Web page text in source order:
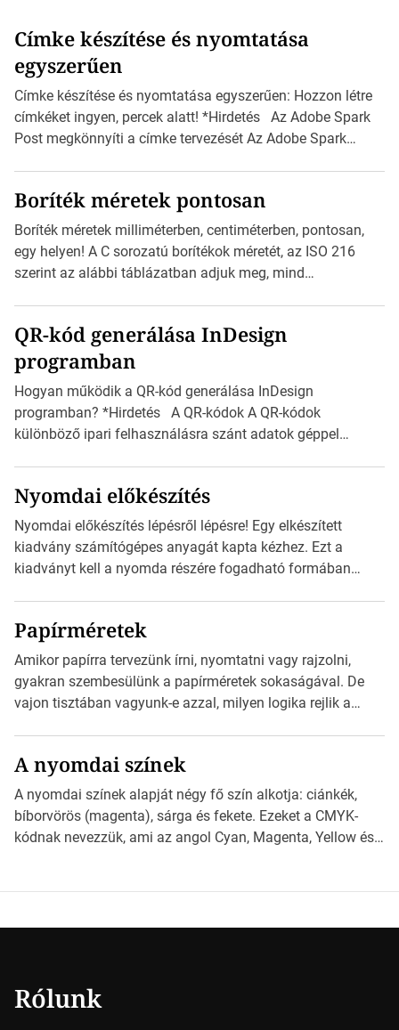
Címke készítése és nyomtatása
egyszerűen
Címke készítése és nyomtatása egyszerűen: Hozzon létre
címkéket ingyen, percek alatt! *Hirdetés Az Adobe Spark
Post megkönnyíti a címke tervezését Az Adobe Spark
igazán foroghatnak a kreatív fogaskerekek, miközben
zajlik a saját címke készítése. Hogyan készítsünk címkét?
Válasszon méretet és alakot: Válassza ki a kívánt címke
méretét. Akár néhány […]
Boríték méretek pontosan
Boríték méretek milliméterben, centiméterben, pontosan,
egy helyen! A C sorozatú borítékok méretét, az ISO 216
szerint az alábbi táblázatban adjuk meg, mind
mutatja az A4-es papírlaphoz viszonyítva. Az amerikai és
észak-amerikai boríték méretére az ISO 216 nem
vonatkozik. Boríték méretének táblázata C0-tól […]
QR-kód generálása InDesign
programban
Hogyan működik a QR-kód generálása InDesign
programban? *Hirdetés A QR-kódok A QR-kódok
különböző ipari felhasználásra szánt adatok géppel
okostelefonjára telepíthet egy QR-kód-leolvasó
alkalmazást, ami leolvasni és dekódolni képes az URL-
információt és átirányítja a telefon böngészőjét a cég
weblapjára. A QR-kód beolvasása után a felhasználó
Nyomdai előkészítés
Nyomdai előkészítés lépésről lépésre! Egy elkészített
kiadvány számítógépes anyagát kapta kézhez. Ezt a
kiadványt kell a nyomda részére fogadható formában
Illustratorban készült vektorgrafika. *Hirdetés Minden
esetben konzultáljunk a nyomdával, mielőtt elkezdjük a
nyomdai előkészítést!Nehogy az elkészült munka után
derüljön ki, hogy valamit másképp kellett volna csinálni! […]
Papírméretek
Amikor papírra tervezünk írni, nyomtatni vagy rajzolni,
gyakran szembesülünk a papírméretek sokaságával. De
vajon tisztában vagyunk-e azzal, milyen logika rejlik a
*Hirdetés Ebben a cikkben a papírméretek izgalmas
világába kalauzolunk el téged, hogy jobban megértsd,
milyen szempontok alapján érdemes választanod a
jövőben. Bevezetés a papírméretek világába A […]
A nyomdai színek
A nyomdai színek alapját négy fő szín alkotja: ciánkék,
bíborvörös (magenta), sárga és fekete. Ezeket a CMYK-
kódnak nevezzük, ami az angol Cyan, Magenta, Yellow és
Rólunk